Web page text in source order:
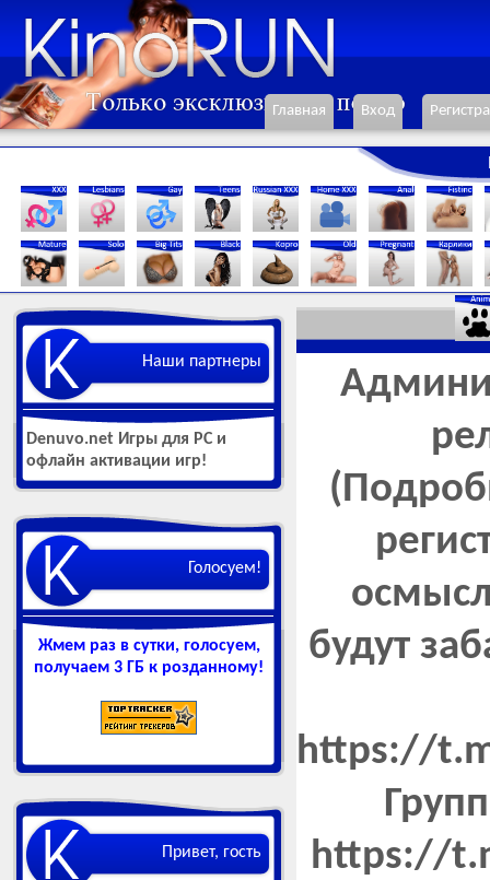
Главная Вход
Наши партнеры
Denuvo.net Игры для РС и
офлайн активации игр!
Голосуем!
Жмем раз в сутки, голосуем,
получаем 3 ГБ к розданному!
Привет, гость
будут
https://
https://